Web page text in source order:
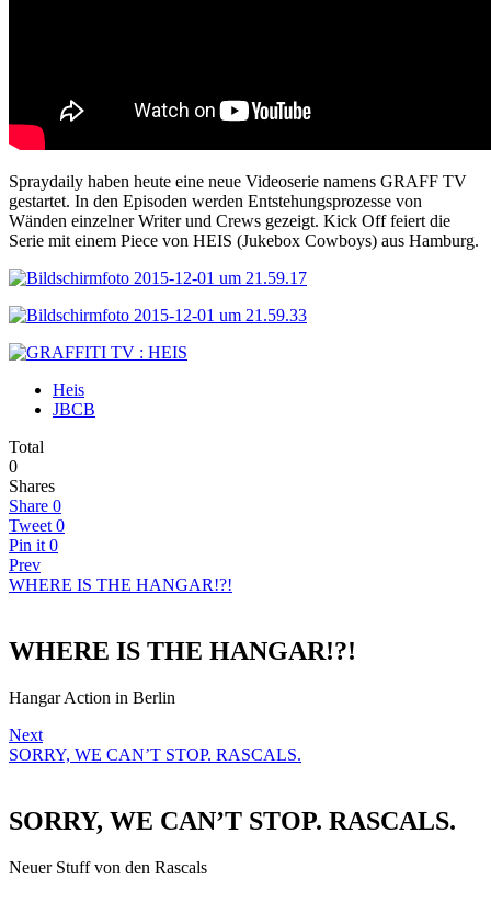
Spraydaily haben heute eine neue Videoserie namens GRAFF TV
gestartet. In den Episoden werden Entstehungsprozesse von
Wänden einzelner Writer und Crews gezeigt. Kick Off feiert die
Serie mit einem Piece von HEIS (Jukebox Cowboys) aus Hamburg.
Heis
JBCB
Total
0
Shares
Share 0
Tweet 0
Pin it 0
Prev
WHERE IS THE HANGAR!?!
WHERE IS THE HANGAR!?!
Hangar Action in Berlin
Next
SORRY, WE CAN’T STOP. RASCALS.
SORRY, WE CAN’T STOP. RASCALS.
Neuer Stuff von den Rascals